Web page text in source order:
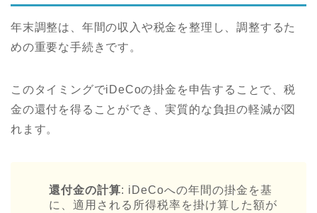
年末調整は、年間の収入や税金を整理し、調整するた
めの重要な手続きです。
このタイミングでiDeCoの掛金を申告することで、税
金の還付を得ることができ、実質的な負担の軽減が図
れます。
還付金の計算: iDeCoへの年間の掛金を基
に、適用される所得税率を掛け算した額が